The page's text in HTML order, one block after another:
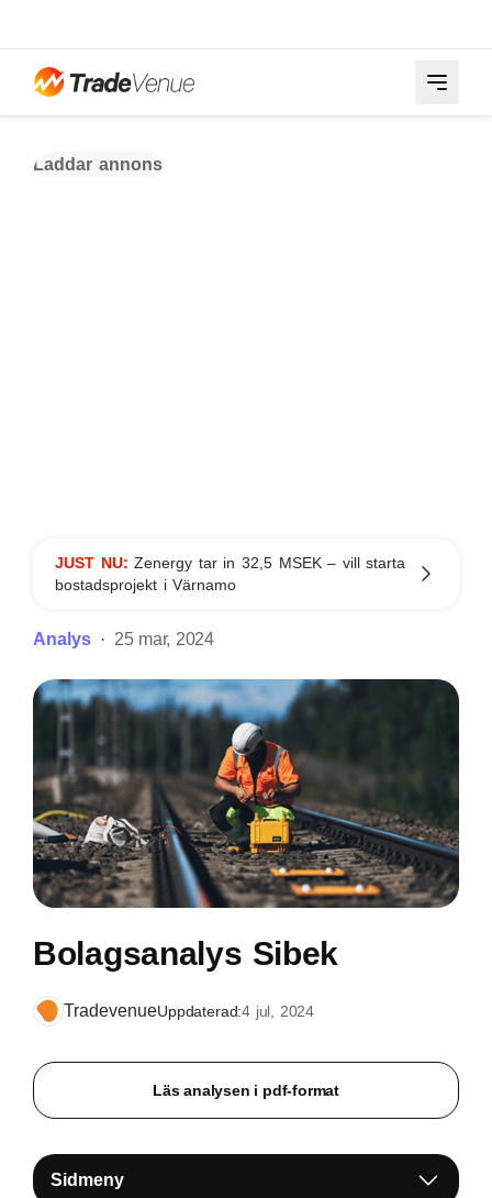
Laddar annons
JUST NU:Zenergy tar in 32,5 MSEK – vill starta
bostadsprojekt i Värnamo
Analys 25 mar, 2024
Bolagsanalys Sibek
TradevenueUppdaterad:4 jul, 2024
Läs analysen i pdf-format
Sidmeny